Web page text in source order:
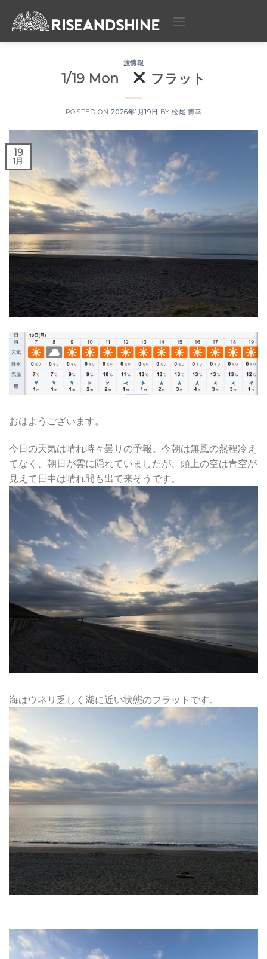
波情報
1/19 Mon フラット
POSTED ON2026年1月19日 BY松尾 博幸
19
1月
おはようございます。
今日の天気は晴れ時々曇りの予報。今朝は無風の然程冷え
てなく、朝日が雲に隠れていましたが、頭上の空は青空が
見えて日中は晴れ間も出て来そうです。
海はウネリ乏しく湖に近い状態のフラットです。